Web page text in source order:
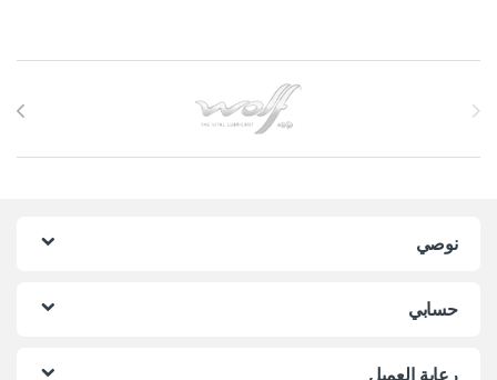
Brands Carousel
نوصي
حسابي
رعاية العميل